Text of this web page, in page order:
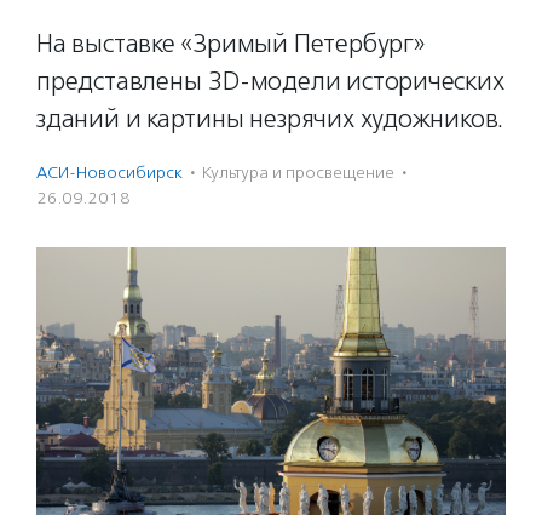
На выставке «Зримый Петербург»
представлены 3D-модели исторических
зданий и картины незрячих художников.
АСИ-Новосибирск · Культура и просвещение ·
26.09.2018